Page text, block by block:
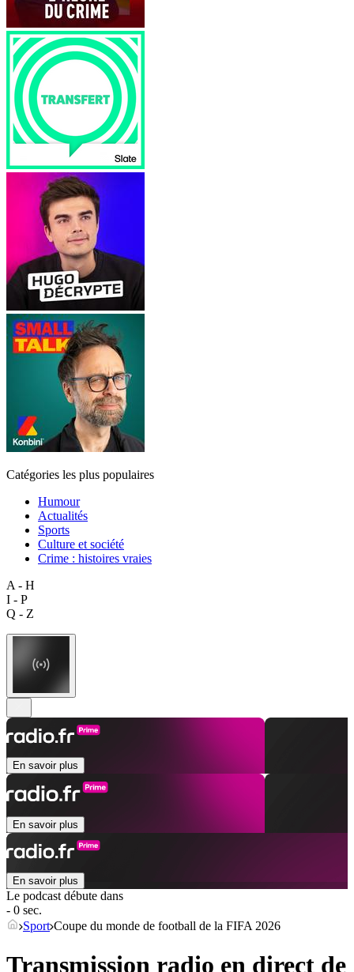
Catégories les plus populaires
Humour
Actualités
Sports
Culture et société
Crime : histoires vraies
A - H
I - P
Q - Z
En savoir plus
En savoir plus
En savoir plus
Le podcast débute dans
- 0 sec.
Sport Coupe du monde de football de la FIFA 2026
Transmission radio en direct de